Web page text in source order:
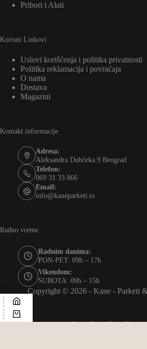
Pribori i Alati
Korisni Linkovi
Uslovi korišćenja i politika privatnosti
Politika reklamacija i povraćaja
O nama
Dostava
Magazini
Kontakt informacije
Adresa:
Aleksandra Dubčeka 9 Beograd
Telefon:
069 31 33 866
Email:
info@kaneparketi.rs
Radno vreme
Radnim danima:
PON-PET: 09h – 17h
Vikendom:
SUBOTA: 09h – 15h
Copyright © 2026 - Kane - Parketi